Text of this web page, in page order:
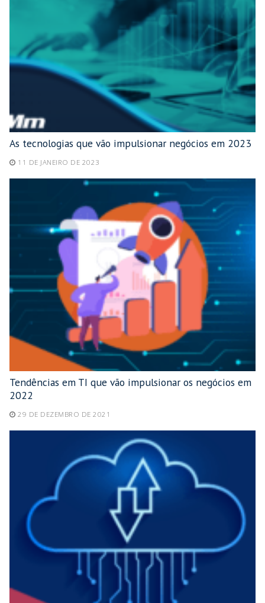
As tecnologias que vão impulsionar negócios em 2023
11 DE JANEIRO DE 2023
Tendências em TI que vão impulsionar os negócios em
2022
29 DE DEZEMBRO DE 2021